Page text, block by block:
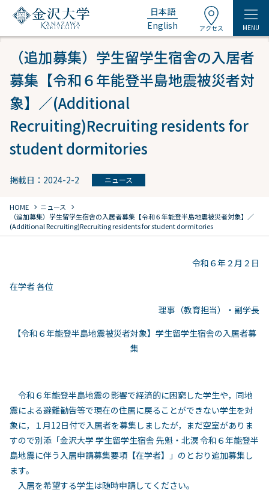
日本語
English
アクセス MENU
（追加募集）学⽣留学⽣宿舎の⼊居者
募集【令和６年能登半島地震被災者対
象】／(Additional
Recruiting)Recruiting residents for
student dormitories
掲載日：2024-2-2 ニュース
HOME chevron_right ニュース chevron_right
（追加募集）学⽣留学⽣宿舎の⼊居者募集【令和６年能登半島地震被災者対象】／
(Additional Recruiting)Recruiting residents for student dormitories
令和６年２⽉２⽇
在学者 各位
理事（教育担当）・副学⻑
【令和６年能登半島地震被災者対象】学⽣留学⽣宿舎の⼊居者募
集
令和６年能登半島地震の影響で経済的に困窮した学生や，同地
震による避難勧告等で現在の住居に戻ることができない学生を対
象に，１月12日付で入居者を募集しましたが，まだ空室がありま
すので別添「金沢大学 学生留学生宿舎 先魁・北溟 令和６年能登半
島地震に伴う入居申請募集要項【在学者】」のとおり追加募集し
ます。
入居を希望する学生は随時申請してください。